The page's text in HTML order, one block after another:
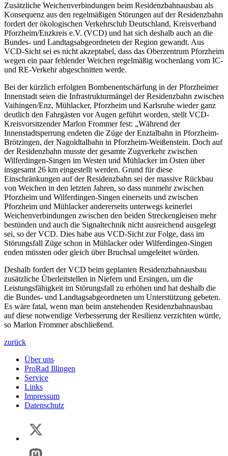
Zusätzliche Weichenverbindungen beim Residenzbahnausbau als
Konsequenz aus den regelmäßigen Störungen auf der Residenzbahn
fordert der ökologischen Verkehrsclub Deutschland, Kreisverband
Pforzheim/Enzkreis e.V. (VCD) und hat sich deshalb auch an die
Bundes- und Landtagsabgeordneten der Region gewandt. Aus
VCD-Sicht sei es nicht akzeptabel, dass das Oberzentrum Pforzheim
wegen ein paar fehlender Weichen regelmäßig wochenlang vom IC-
und RE-Verkehr abgeschnitten werde.
Bei der kürzlich erfolgten Bombenentschärfung in der Pforzheimer
Innenstadt seien die Infrastrukturmängel der Residenzbahn zwischen
Vaihingen/Enz, Mühlacker, Pforzheim und Karlsruhe wieder ganz
deutlich den Fahrgästen vor Augen geführt worden, stellt VCD-
Kreisvorsitzender Marlon Frommer fest: „Während der
Innenstadtsperrung endeten die Züge der Enztalbahn in Pforzheim-
Brötzingen, der Nagoldtalbahn in Pforzheim-Weißenstein. Doch auf
der Residenzbahn musste der gesamte Zugverkehr zwischen
Wilferdingen-Singen im Westen und Mühlacker im Osten über
insgesamt 26 km eingestellt werden. Grund für diese
Einschränkungen auf der Residenzbahn sei der massive Rückbau
von Weichen in den letzten Jahren, so dass nunmehr zwischen
Pforzheim und Wilferdingen-Singen einerseits und zwischen
Pforzheim und Mühlacker andererseits unterwegs keinerlei
Weichenverbindungen zwischen den beiden Streckengleisen mehr
bestünden und auch die Signaltechnik nicht ausreichend ausgelegt
sei, so der VCD. Dies habe aus VCD-Sicht zur Folge, dass im
Störungsfall Züge schon in Mühlacker oder Wilferdingen-Singen
enden müssten oder gleich über Bruchsal umgeleitet würden.
Deshalb fordert der VCD beim geplanten Residenzbahnausbau
zusätzliche Überleitstellen in Niefern und Ersingen, um die
Leistungsfähigkeit im Störungsfall zu erhöhen und hat deshalb die
die Bundes- und Landtagsabgeordneten um Unterstützung gebeten.
Es wäre fatal, wenn man beim anstehenden Residenzbahnausbau
auf diese notwendige Verbesserung der Resilienz verzichten würde,
so Marlon Frommer abschließend.
zurück
Über uns
ProRad Illingen
Service
Links
Impressum
Datenschutz